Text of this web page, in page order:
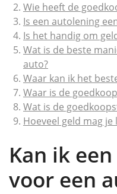
Wie heeft de
Is een autolening
Is het handig om
Wat is de beste
auto?
Waar kan ik het
Waar is de
Wat is de
Hoeveel geld mag
Kan ik
voor een